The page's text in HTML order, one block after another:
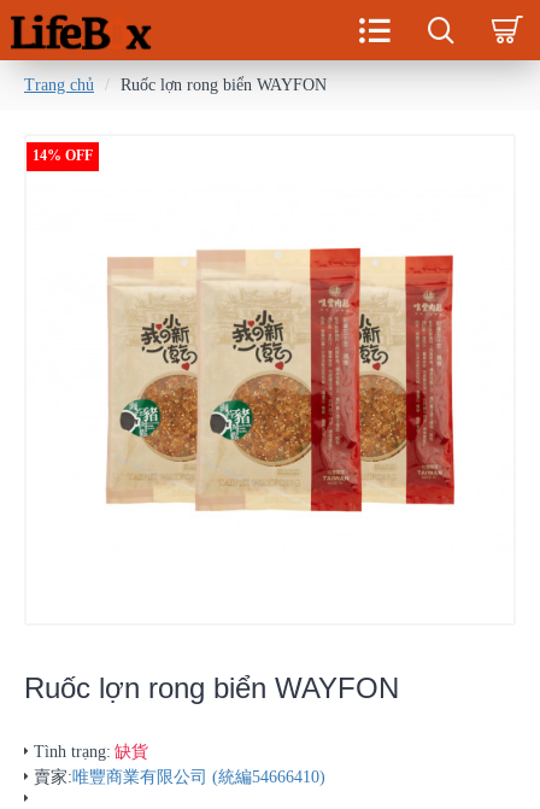
Trang chủ Ruốc lợn rong biển WAYFON
14% OFF
Ruốc lợn rong biển WAYFON
Tình trạng: 缺貨
賣家:唯豐商業有限公司 (統編54666410)